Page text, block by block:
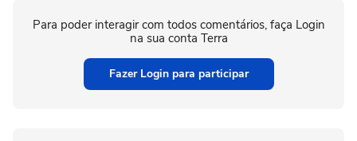
Para poder interagir com todos comentários, faça Login
na sua conta Terra
Fazer Login para participar